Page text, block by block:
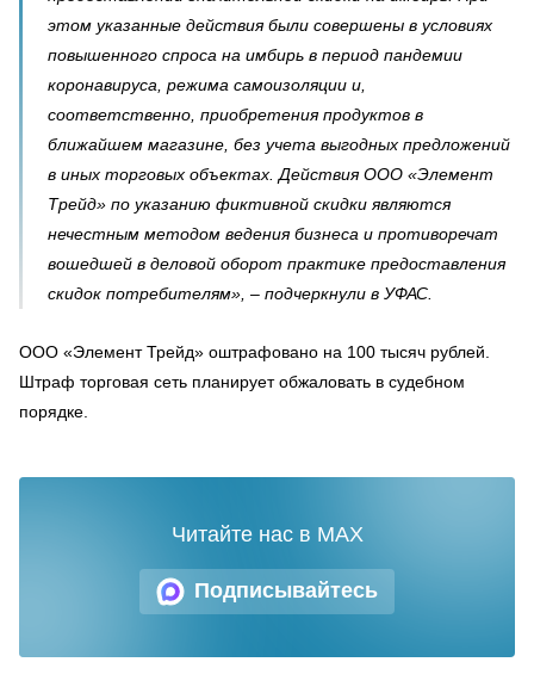
этом указанные действия были совершены в условиях
повышенного спроса на имбирь в период пандемии
коронавируса, режима самоизоляции и,
соответственно, приобретения продуктов в
ближайшем магазине, без учета выгодных предложений
в иных торговых объектах. Действия ООО «Элемент
Трейд» по указанию фиктивной скидки являются
нечестным методом ведения бизнеса и противоречат
вошедшей в деловой оборот практике предоставления
скидок потребителям», – подчеркнули в УФАС.
ООО «Элемент Трейд» оштрафовано на 100 тысяч рублей.
Штраф торговая сеть планирует обжаловать в судебном
порядке.
Подписывайтесь
Читайте нас в MAX